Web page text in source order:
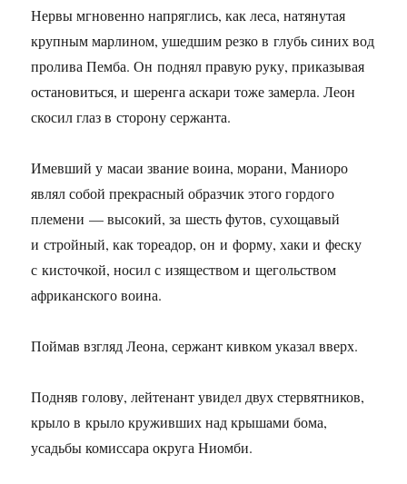
Нервы мгновенно напряглись, как леса, натянутая
крупным марлином, ушедшим резко в глубь синих вод
пролива Пемба. Он поднял правую руку, приказывая
остановиться, и шеренга аскари тоже замерла. Леон
скосил глаз в сторону сержанта.
Имевший у масаи звание воина, морани, Маниоро
являл собой прекрасный образчик этого гордого
племени — высокий, за шесть футов, сухощавый
и стройный, как тореадор, он и форму, хаки и феску
с кисточкой, носил с изяществом и щегольством
африканского воина.
Поймав взгляд Леона, сержант кивком указал вверх.
Подняв голову, лейтенант увидел двух стервятников,
крыло в крыло круживших над крышами бома,
усадьбы комиссара округа Ниомби.